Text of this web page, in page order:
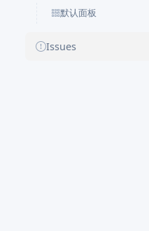
默认面板
Issues